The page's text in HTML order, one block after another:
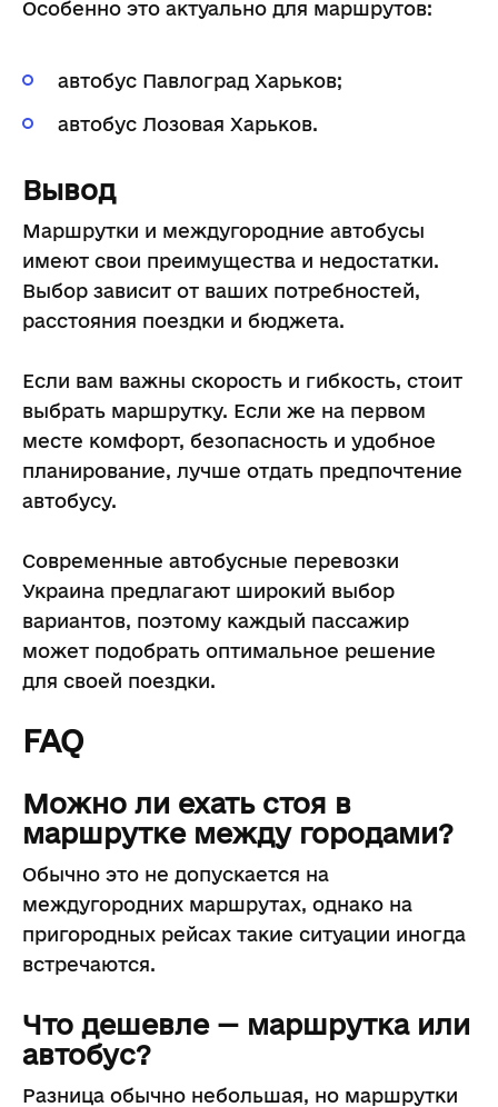
Особенно это актуально для маршрутов:
автобус Павлоград Харьков;
автобус Лозовая Харьков.
Вывод
Маршрутки и междугородние автобусы
имеют свои преимущества и недостатки.
Выбор зависит от ваших потребностей,
расстояния поездки и бюджета.
Если вам важны скорость и гибкость, стоит
выбрать маршрутку. Если же на первом
месте комфорт, безопасность и удобное
планирование, лучше отдать предпочтение
автобусу.
Современные автобусные перевозки
Украина предлагают широкий выбор
вариантов, поэтому каждый пассажир
может подобрать оптимальное решение
для своей поездки.
FAQ
Можно ли ехать стоя в
маршрутке между городами?
Обычно это не допускается на
междугородних маршрутах, однако на
пригородных рейсах такие ситуации иногда
встречаются.
Что дешевле — маршрутка или
автобус?
Разница обычно небольшая, но маршрутки